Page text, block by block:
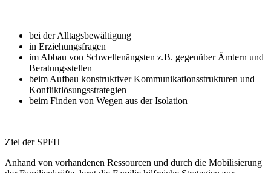
bei der Alltagsbewältigung
in Erziehungsfragen
im Abbau von Schwellenängsten z.B. gegenüber Ämtern und
Beratungsstellen
beim Aufbau konstruktiver Kommunikationsstrukturen und
Konfliktlösungsstrategien
beim Finden von Wegen aus der Isolation
Ziel der SPFH
Anhand von vorhandenen Ressourcen und durch die Mobilisierung